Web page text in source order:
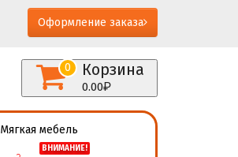
Оформление заказа
Корзина
0
0.00
Мягкая мебель
ВНИМАНИЕ!